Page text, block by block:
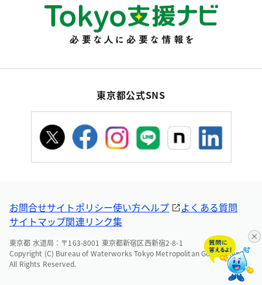
東京都公式SNS
お問合せサイトポリシー使い方ヘルプ
よくある質問
サイトマップ関連リンク集
東京都 水道局：〒163-8001 東京都新宿区西新宿2-8-1
Copyright (C) Bureau of Waterworks Tokyo Metropolitan Government.
All Rights Reserved.